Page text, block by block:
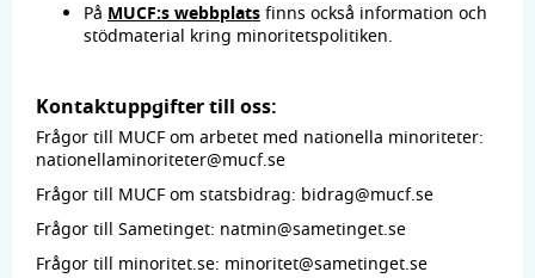
På MUCF:s webbplatsfinns också information och
stödmaterial kring minoritetspolitiken.
Kontaktuppgifter till oss:
Frågor till MUCF om arbetet med nationella minoriteter:
nationellaminoriteter@mucf.se
Frågor till MUCF om statsbidrag: bidrag@mucf.se
Frågor till Sametinget: natmin@sametinget.se
Frågor till minoritet.se: minoritet@sametinget.se